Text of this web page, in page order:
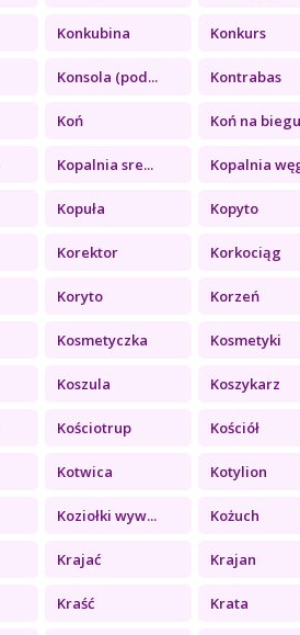
Konkubina Konkurs
Konsola (pod... Kontrabas
Koń Koń na
Kopalnia sre... Kopalnia
Kopuła Kopyto
Korektor Korkociąg
Koryto Korzeń
Kosmetyczka Kosmetyki
Koszula Koszykarz
Kościotrup Kościół
Kotwica Kotylion
Koziołki wyw... Kożuch
Krajać Krajan
Kraść Krata